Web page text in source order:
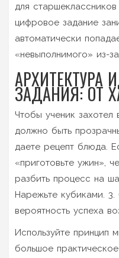
для
цифровое задание
автоматически
«невыполнимого» из-
АРХИТЕКТУРА
ЗАДАНИЯ: ОТ
Чтобы ученик захотел
должно быть
даете рецепт блюда.
«приготовьте ужин»,
разбить процесс на
Нарежьте кубиками.
вероятность успеха
Используйте принцип
большое